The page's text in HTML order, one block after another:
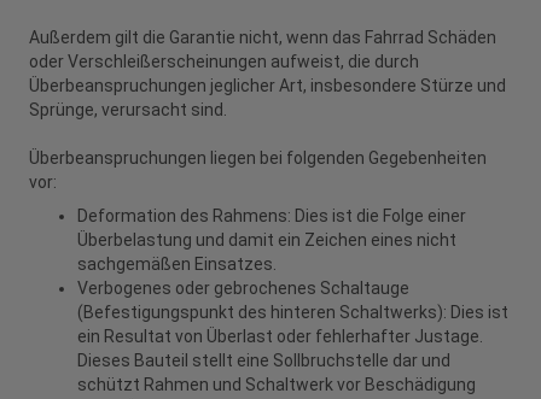
Außerdem gilt die Garantie nicht, wenn das Fahrrad Schäden
oder Verschleißerscheinungen aufweist, die durch
Überbeanspruchungen jeglicher Art, insbesondere Stürze und
Sprünge, verursacht sind.
Überbeanspruchungen liegen bei folgenden Gegebenheiten
vor:
Deformation des Rahmens: Dies ist die Folge einer
Überbelastung und damit ein Zeichen eines nicht
sachgemäßen Einsatzes.
Verbogenes oder gebrochenes Schaltauge
(Befestigungspunkt des hinteren Schaltwerks): Dies ist
ein Resultat von Überlast oder fehlerhafter Justage.
Dieses Bauteil stellt eine Sollbruchstelle dar und
schützt Rahmen und Schaltwerk vor Beschädigung